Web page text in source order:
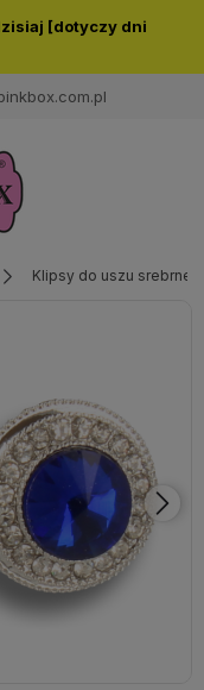
[dotyczy dni
oferty lub
produkty do listy
Klipsy do uszu srebrne,